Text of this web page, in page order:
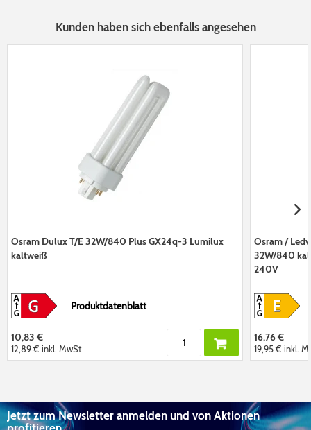
Kunden haben sich ebenfalls angesehen
Osram Dulux T/E 32W/840 Plus GX24q-3 Lumilux
kaltweiß
Produktdatenblatt
10,83 €
12,89 € inkl. MwSt
Osram /
32W/840
240V
16,76 €
19,95 €inkl.
Jetzt zum Newsletter anmelden und von Aktionen